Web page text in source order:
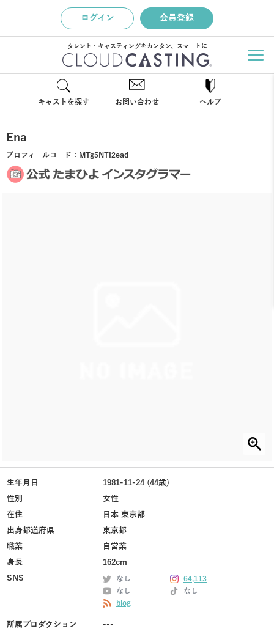
ログイン 会員登録
タレント・キャスティングをカンタン、スマートに
キャストを探す お問い合わせ ヘルプ
Ena
プロフィールコード： MTg5NTI2ead
生年月日
1981-11-24 (44歳)
性別
女性
在住
日本 東京都
出身都道府県
東京都
職業
自営業
身長
162cm
SNS
なし
64,113
なし
なし
blog
所属プロダクション ---